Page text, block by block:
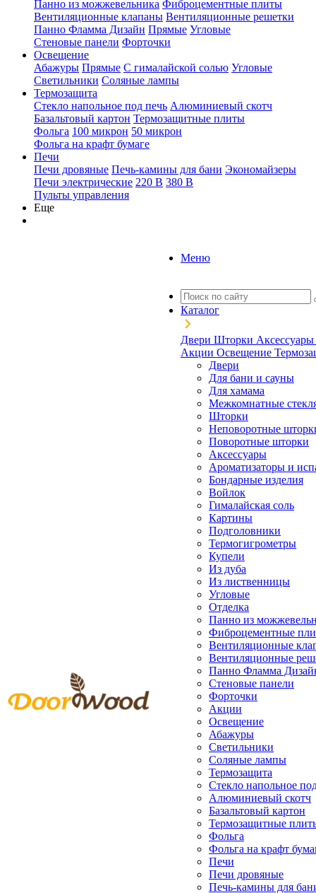
Панно из можжевельника Фиброцементные плиты
Вентиляционные клапаны Вентиляционные решетки
Панно Фламма Дизайн Прямые Угловые
Стеновые панели Форточки
Освещение
Абажуры Прямые С гималайской солью Угловые
Светильники Соляные лампы
Термозащита
Стекло напольное под печь Алюминиевый скотч
Базальтовый картон Термозащитные плиты
Фольга 100 микрон 50 микрон
Фольга на крафт бумаге
Печи
Печи дровяные Печь-камины для бани Экономайзеры
Печи электрические 220 В 380 В
Пульты управления
Еще
Меню
Каталог
Двери Шторки Аксессуары
Акции Освещение
Двери
Для бани и сауны
Для хамама
Межкомнатные
Шторки
Неповоротные
Поворотные шторки
Аксессуары
Ароматизаторы и
Бондарные изделия
Войлок
Гималайская соль
Картины
Подголовники
Термогигрометры
Купели
Из дуба
Из лиственницы
Угловые
Отделка
Панно из
Фиброцементные
Вентиляционные
Вентиляционные
Панно Фламма
Стеновые панели
Форточки
Акции
Освещение
Абажуры
Светильники
Соляные лампы
Термозащита
Стекло напольное
Алюминиевый скотч
Базальтовый картон
Термозащитные
Фольга
Фольга на крафт
Печи
Печи дровяные
Печь-камины для